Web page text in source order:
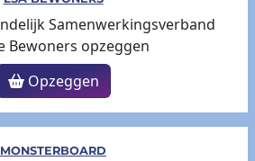
Opzeggen
MONSTERBOARD